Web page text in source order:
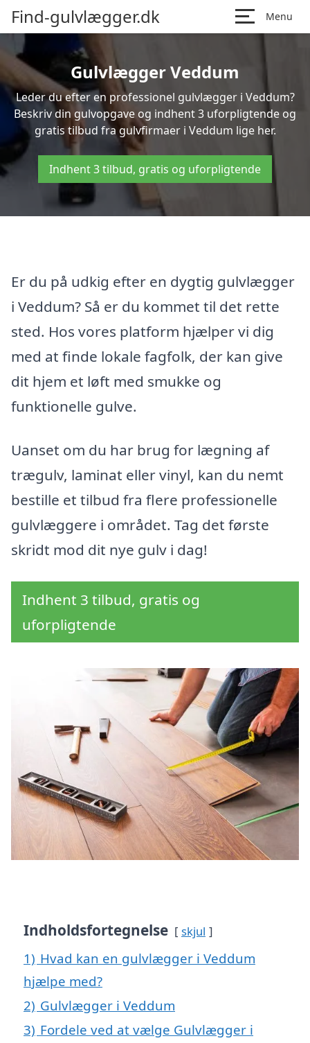
Find-gulvlægger.dk Menu
Gulvlægger Veddum
Leder du efter en professionel gulvlægger i Veddum?
Beskriv din gulvopgave og indhent 3 uforpligtende og
gratis tilbud fra gulvfirmaer i Veddum lige her.
Indhent 3 tilbud, gratis og uforpligtende
Er du på udkig efter en dygtig gulvlægger
i Veddum? Så er du kommet til det rette
sted. Hos vores platform hjælper vi dig
med at finde lokale fagfolk, der kan give
dit hjem et løft med smukke og
funktionelle gulve.
Uanset om du har brug for lægning af
trægulv, laminat eller vinyl, kan du nemt
bestille et tilbud fra flere professionelle
gulvlæggere i området. Tag det første
skridt mod dit nye gulv i dag!
Indhent 3 tilbud, gratis og
uforpligtende
Indholdsfortegnelse skjul
1) Hvad kan en gulvlægger i Veddum
hjælpe med?
2) Gulvlægger i Veddum
3) Fordele ved at vælge Gulvlægger i